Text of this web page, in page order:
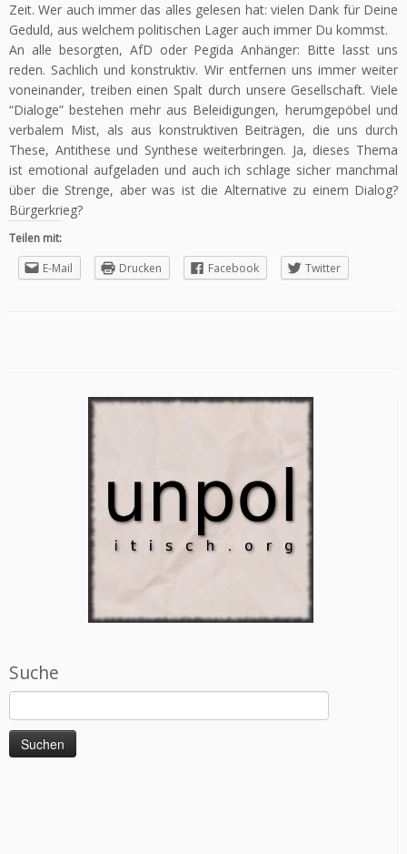
Zeit. Wer auch immer das alles gelesen hat: vielen Dank für Deine
Geduld, aus welchem politischen Lager auch immer Du kommst.
An alle besorgten, AfD oder Pegida Anhänger: Bitte lasst uns
reden. Sachlich und konstruktiv. Wir entfernen uns immer weiter
voneinander, treiben einen Spalt durch unsere Gesellschaft. Viele
“Dialoge” bestehen mehr aus Beleidigungen, herumgepöbel und
verbalem Mist, als aus konstruktiven Beiträgen, die uns durch
These, Antithese und Synthese weiterbringen. Ja, dieses Thema
ist emotional aufgeladen und auch ich schlage sicher manchmal
über die Strenge, aber was ist die Alternative zu einem Dialog?
Bürgerkrieg?
Teilen mit:
E-Mail
Drucken Facebook Twitter
Suche
Suchen
nach: